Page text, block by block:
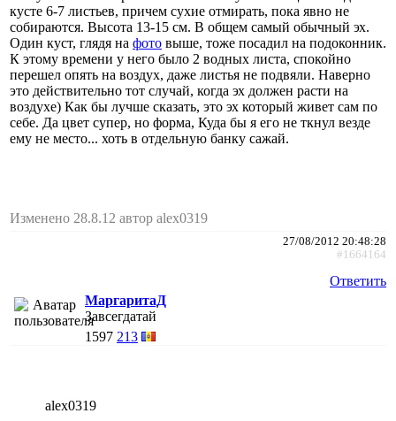
кусте 6-7 листьев, причем сухие отмирать, пока явно не
собираются. Высота 13-15 см. В общем самый обычный эх.
Один куст, глядя на фото выше, тоже посадил на подоконник.
К этому времени у него было 2 водных листа, спокойно
перешел опять на воздух, даже листья не подвяли. Наверно
это действительно тот случай, когда эх должен расти на
воздухе) Как бы лучше сказать, это эх который живет сам по
себе. Да цвет супер, но форма, Куда бы я его не ткнул везде
ему не место... хоть в отдельную банку сажай.
Изменено 28.8.12 автор alex0319
27/08/2012 20:48:28
#1664164
Ответить
МаргаритаД
Завсегдатай
1597 213
alex0319